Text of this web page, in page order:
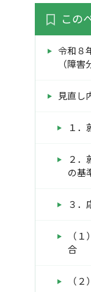
この
令和８
（障
見直し
１．
２．
の基
３．
（
合
（